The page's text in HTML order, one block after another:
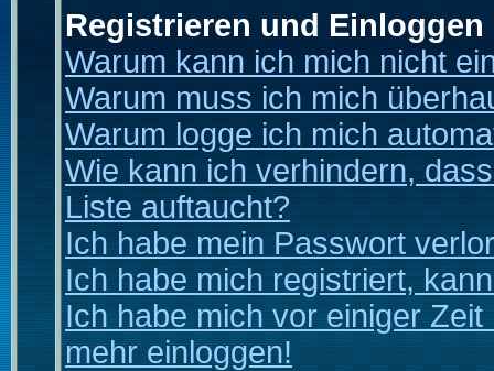
Registrieren und Einloggen
Warum kann ich mich nicht
Warum muss ich mich
Warum logge ich mich
Wie kann ich verhindern,
Liste auftaucht?
Ich habe mein Passwort
Ich habe mich registriert,
Ich habe mich vor einiger
mehr einloggen!